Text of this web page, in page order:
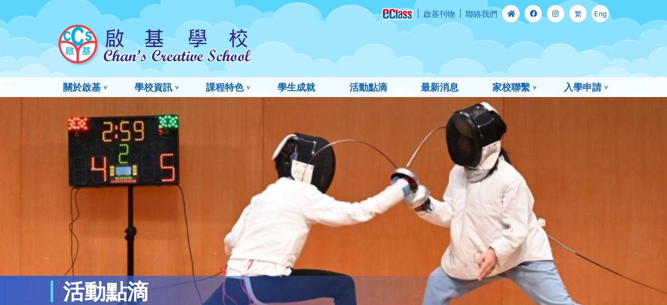
啟基刊物 聯絡我們 繁 Eng
關於啟基 學校資訊 課程特色 學生成就 活動點滴 最新消息 家校聯繫 入學申請
活動點滴